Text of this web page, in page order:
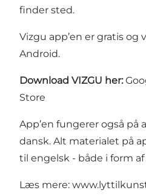
finder sted.
Vizgu app’en er gratis og
Android.
Download VIZGU her:
Store
App’en fungerer også på
dansk. Alt materialet på
til engelsk - både i form
Læs mere: